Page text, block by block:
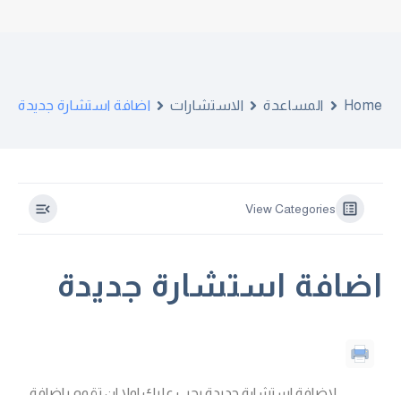
Home المساعدة الاستشارات اضافة استشارة جديدة
View Categories
اضافة استشارة جديدة